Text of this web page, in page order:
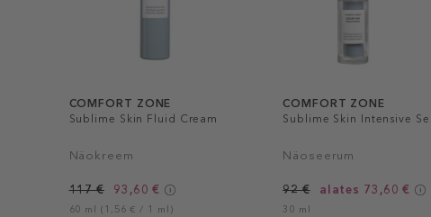
COMFORT ZONE
Sublime Skin Fluid Cream
Näokreem
117 € 93,60 €
60 ml (1,56 € / 1 ml)
COMFORT ZONE
Sublime Skin Intensive
Näoseerum
92 € alates 73,60 €
30 ml